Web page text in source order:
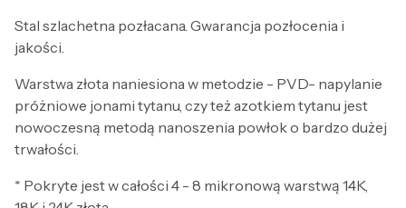
Stal szlachetna pozłacana. Gwarancja pozłocenia i
jakości.
Warstwa złota naniesiona w metodzie - PVD- napylanie
próżniowe jonami tytanu, czy też azotkiem tytanu jest
nowoczesną metodą nanoszenia powłok o bardzo dużej
trwałości.
* Pokryte jest w całości 4 - 8 mikronową warstwą 14K,